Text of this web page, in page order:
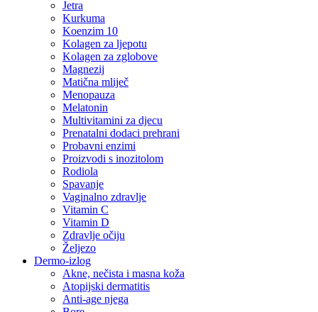
Jetra
Kurkuma
Koenzim 10
Kolagen za ljepotu
Kolagen za zglobove
Magnezij
Matična mliječ
Menopauza
Melatonin
Multivitamini za djecu
Prenatalni dodaci prehrani
Probavni enzimi
Proizvodi s inozitolom
Rodiola
Spavanje
Vaginalno zdravlje
Vitamin C
Vitamin D
Zdravlje očiju
Željezo
Dermo-izlog
Akne, nečista i masna koža
Atopijski dermatitis
Anti-age njega